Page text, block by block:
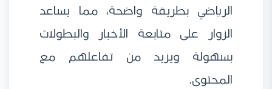
الرياضي بطريقة واضحة، مما يساعد
الزوار على متابعة الأخبار والبطولات
بسهولة ويزيد من تفاعلهم مع
المحتوى.